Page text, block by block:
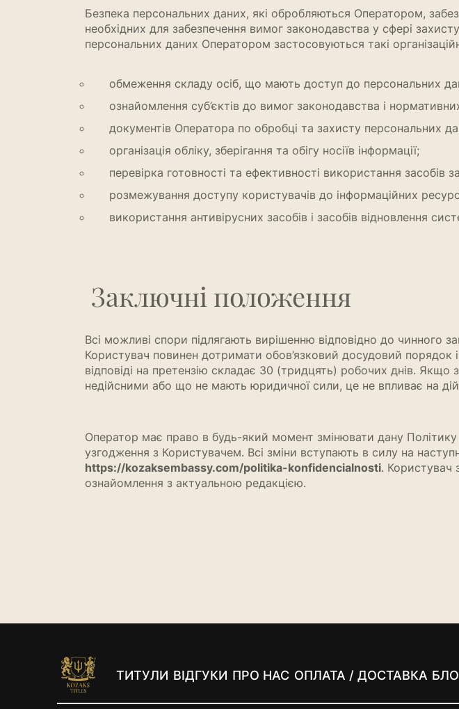
Безпека персональних даних, які обробляються Оператором,
необхідних для забезпечення вимог законодавства у сфері
персональних даних Оператором застосовуються такі
обмеження складу осіб, що мають доступ до персональних
ознайомлення суб’єктів до вимог законодавства і
документів Оператора по обробці та захисту персональних
організація обліку, зберігання та обігу носіїв інформації;
перевірка готовності та ефективності використання засобів
розмежування доступу користувачів до інформаційних
використання антивірусних засобів і засобів відновлення
Заключні положення
Всі можливі спори підлягають вирішенню відповідно до чинного
Користувач повинен дотримати обов’язковий досудовий порядок
відповіді на претензію складає 30 (тридцять) робочих днів.
недійсними або що не мають юридичної сили, це не впливає на
Оператор має право в будь-який момент змінювати дану
узгодження з Користувачем. Всі зміни вступають в силу на
https://kozaksembassy.com/politika-konfidencialnosti. Користувач
ознайомлення з актуальною редакцією.
ТИТУЛИ ВІДГУКИ ПРО НАС ОПЛАТА / ДОСТАВКА